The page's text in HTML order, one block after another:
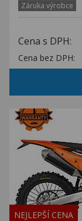
Záruka výrobce
Cena s DPH:
Cena bez DPH:
NEJLEPŠÍ CENA